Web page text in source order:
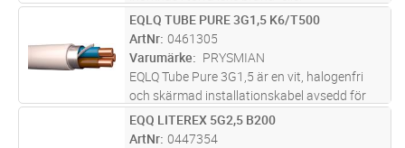
explosionsfarliga lokaler. Ledarisoleringen
skall skyddas mot direkt UV-ljus som kan
uppkomma exempelvis i
belysningsarmatur...läs mer
M Lägg i kundvagn
EQLQ TUBE PURE 3G1,5 K6/T500
ArtNr 0461305
Varumärke
PRYSMIAN
EQLQ Tube Pure 3G1,5 är en vit, halogenfri
och skärmad installationskabel avsedd för
fast förläggning i både inom- och
utomhusmiljöer. Kabeln är uppbyggd med
M Lägg i kundvagn
EQQ LITEREX 5G2,5 B200
ArtNr 0447354